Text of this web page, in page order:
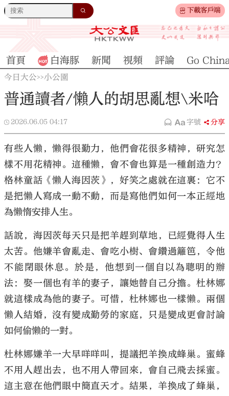
下載客戶端
大公文匯
首頁 白海豚 新聞 視頻 評論 Go
今日大公>>小公園
普通讀者/懶人的胡思亂想\米哈
2026.06.05 04:17 字號 分享
有些人懶，懶得很勤力，他們會花很多精神，研究怎
樣不用花精神。這種懶，會不會也算是一種創造力？
格林童話《懶人海因茨》，好笑之處就在這裏：它不
是把懶人寫成一動不動，而是寫他們如何一本正經地
為懶惰安排人生。
話說，海因茨每天只是把羊趕到草地，已經覺得人生
太苦。他嫌羊會亂走、會吃小樹、會鑽過籬笆，令他
不能閉眼休息。於是，他想到一個自以為聰明的辦
法：娶一個也有羊的妻子，讓她替自己分擔。杜林娜
就這樣成為他的妻子。可惜，杜林娜也一樣懶。兩個
懶人結婚，沒有變成勤勞的家庭，只是變成更會討論
如何偷懶的一對。
杜林娜嫌羊一大早咩咩叫，提議把羊換成蜂巢。蜜蜂
不用人趕出去，也不用人帶回來，會自己飛去採蜜。
這主意在他們眼中簡直天才。結果，羊換成了蜂巢，